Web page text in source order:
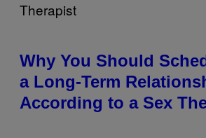
Why You Should
a Long-Term
According to a Sex